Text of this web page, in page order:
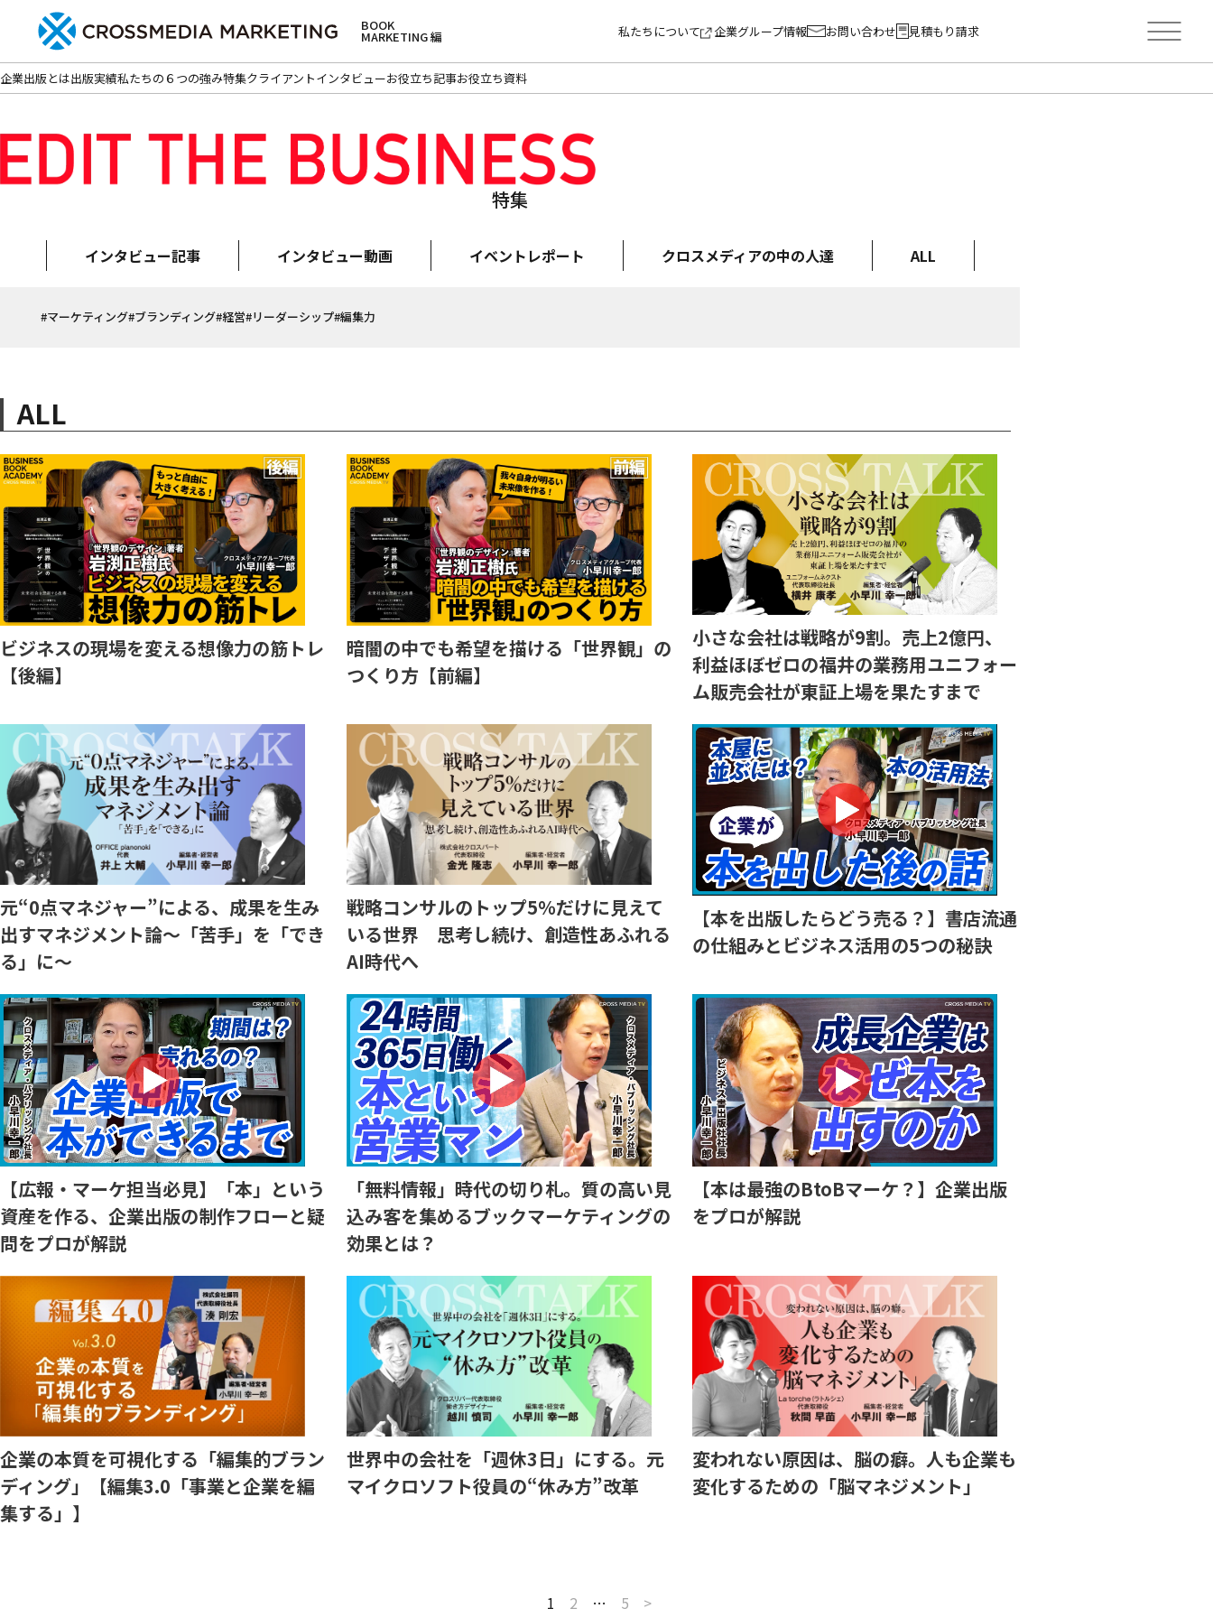
BOOK
MARKETING 編 私たちについて 企業グループ情報 お問い合わせ 見積もり請求
企業出版とは出版実績私たちの６つの強み特集クライアントインタビューお役立ち記事お役立ち資料
特集
インタビュー記事 インタビュー動画 イベントレポート クロスメディアの中の人達 ALL
#マーケティング#ブランディング#経営#リーダーシップ#編集力
ALL
ビジネスの現場を変える想像力の筋トレ
【後編】
暗闇の中でも希望を描ける「世界観」の
つくり方【前編】
小さな会社は戦略が9割。売上2億円、
利益ほぼゼロの福井の業務用ユニフォー
ム販売会社が東証上場を果たすまで
元“0点マネジャー”による、成果を生み
出すマネジメント論～「苦手」を「でき
る」に～
戦略コンサルのトップ5％だけに見えて
いる世界 思考し続け、創造性あふれる
AI時代へ
【本を出版したらどう売る？】書店流通
の仕組みとビジネス活用の5つの秘訣
【広報・マーケ担当必見】「本」という
資産を作る、企業出版の制作フローと疑
問をプロが解説
「無料情報」時代の切り札。質の高い見
込み客を集めるブックマーケティングの
効果とは？
【本は最強のBtoBマーケ？】企業出版
をプロが解説
企業の本質を可視化する「編集的ブラン
ディング」【編集3.0「事業と企業を編
集する」】
世界中の会社を「週休3日」にする。元
マイクロソフト役員の“休み方”改革
変われない原因は、脳の癖。人も企業も
変化するための「脳マネジメント」
1 2 … 5 >